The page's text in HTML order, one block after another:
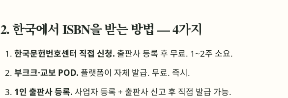
2. 한국에서 ISBN을 받는 방법 — 4가지
한국문헌번호센터 직접 신청. 출판사 등록 후 무료. 1~2주 소요.
부크크·교보 POD. 플랫폼이 자체 발급. 무료. 즉시.
1인 출판사 등록. 사업자 등록 + 출판사 신고 후 직접 발급 가능.